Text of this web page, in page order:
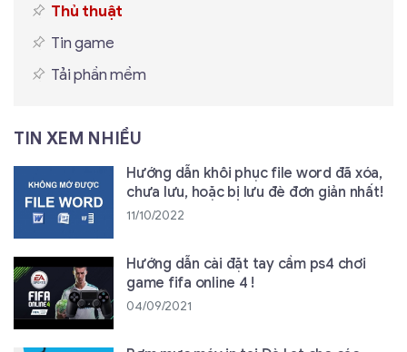
Thủ thuật
Tin game
Tải phần mềm
TIN XEM NHIỀU
Hướng dẫn khôi phục file word đã xóa,
chưa lưu, hoặc bị lưu đè đơn giản nhất!
11/10/2022
Hướng dẫn cài đặt tay cầm ps4 chơi
game fifa online 4 !
04/09/2021